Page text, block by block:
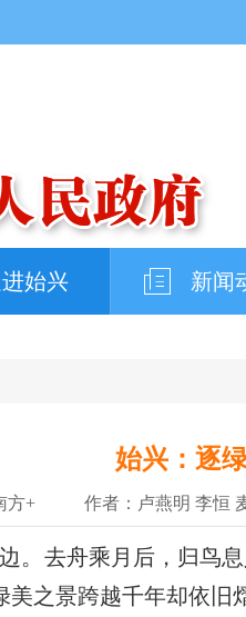
始兴 新闻
始兴：逐
方+ 作者：卢燕明 李恒
去舟乘月后，归鸟息
美之景跨越千年却依